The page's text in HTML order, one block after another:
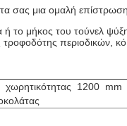
σας μια ομαλή
το μήκος του τούνελ
περιοδικών,
χωρητικότητας 1200